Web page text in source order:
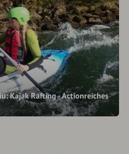
Kajak Rafting - Actionreiches